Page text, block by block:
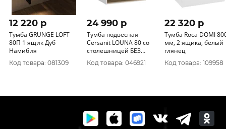
12 220 p
Тумба GRUNGE LOFT
80П 1 ящик Дуб
Намибия
Код товара: 081309
24 990 p
Тумба подвесная
Cersanit LOUNA 80 со
столешницей БЕЗ
РАКОВИНЫ
Код товара: 046921
22 320 p
Тумба Roca DOMI 800
мм, 2 ящика, белый
глянец
Код товара: 109958